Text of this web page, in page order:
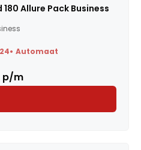
Allure Pack Business
Automaat
p/m